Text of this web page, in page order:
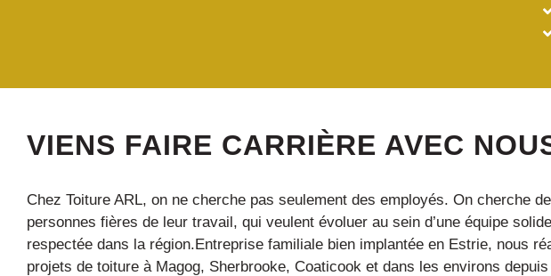
VIENS FAIRE CARRIÈRE AVEC
Chez Toiture ARL, on ne cherche pas seulement des employés. On cherche
personnes fières de leur travail, qui veulent évoluer au sein d’une équipe
respectée dans la région.Entreprise familiale bien implantée en Estrie, nous
projets de toiture à Magog, Sherbrooke, Coaticook et dans les environs